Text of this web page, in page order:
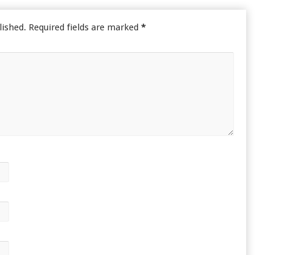
Required fields are marked *